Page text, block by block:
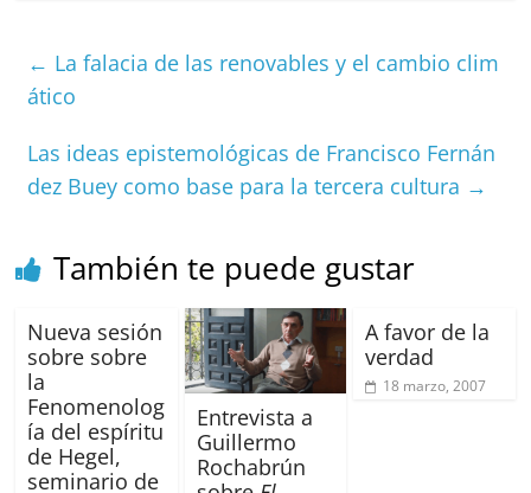
b
o
k
A
p
at d ar
← La falacia de las renovables y el cambio clim
ático
Las ideas epistemológicas de Francisco Fernán
dez Buey como base para la tercera cultura →
También te puede gustar
Nueva sesión
sobre sobre
la
Fenomenolog
ía del espíritu
de Hegel,
seminario de
Entrevista a
Guillermo
Rochabrún
A favor de la
verdad
18 marzo, 2007